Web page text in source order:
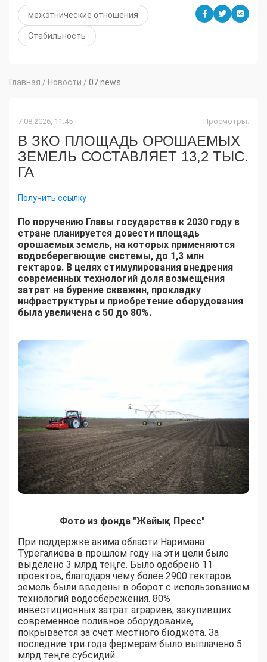
межэтнические отношения
Стабильность
Главная / Новости / 07 news
7.08.2026, 11:45 Просмотры:
В ЗКО ПЛОЩАДЬ ОРОШАЕМЫХ
ЗЕМЕЛЬ СОСТАВЛЯЕТ 13,2 ТЫС.
ГА
Получить ссылку
По поручению Главы государства к 2030 году в
стране планируется довести площадь
орошаемых земель, на которых применяются
водосберегающие системы, до 1,3 млн
гектаров. В целях стимулирования внедрения
современных технологий доля возмещения
затрат на бурение скважин, прокладку
инфраструктуры и приобретение оборудования
была увеличена с 50 до 80%.
Фото из фонда "Жайық Пресс"
При поддержке акима области Наримана
Турегалиева в прошлом году на эти цели было
выделено 3 млрд теңге. Было одобрено 11
проектов, благодаря чему более 2900 гектаров
земель были введены в оборот с использованием
технологий водосбережения. 80%
инвестиционных затрат аграриев, закупивших
современное поливное оборудование,
покрывается за счет местного бюджета. За
последние три года фермерам было выплачено 5
млрд теңге субсидий.